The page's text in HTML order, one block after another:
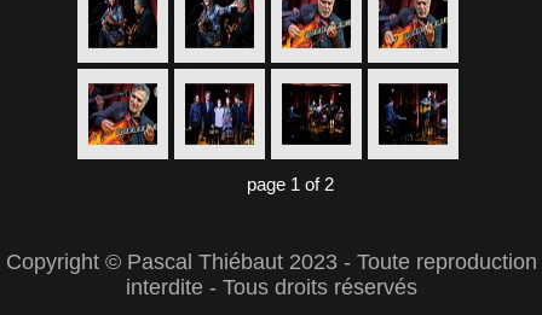
page 1 of 2
Copyright © Pascal Thiébaut 2023 - Toute reproduction
interdite - Tous droits réservés